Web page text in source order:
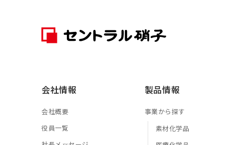
会社情報
会社概要
役員一覧
製品情報
事業から探す
素材化学品